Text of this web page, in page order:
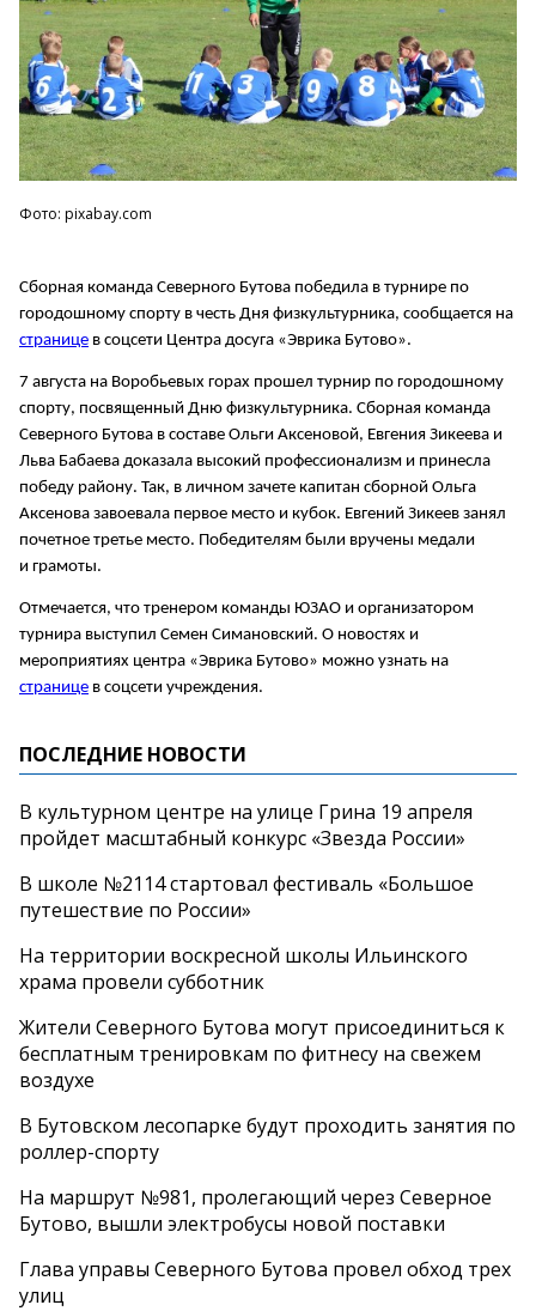
Фото: pixabay.com
Сборная команда Северного Бутова победила в турнире по
городошному спорту в честь Дня физкультурника, сообщается на
странице в соцсети Центра досуга «Эврика Бутово».
7 августа на Воробьевых горах прошел турнир по городошному
спорту, посвященный Дню физкультурника. Сборная команда
Северного Бутова в составе Ольги Аксеновой, Евгения Зикеева и
Льва Бабаева доказала высокий профессионализм и принесла
победу району. Так, в личном зачете капитан сборной Ольга
Аксенова завоевала первое место и кубок. Евгений Зикеев занял
почетное третье место. Победителям были вручены медали
и грамоты.
Отмечается, что тренером команды ЮЗАО и организатором
турнира выступил Семен Симановский. О новостях и
мероприятиях центра «Эврика Бутово» можно узнать на
странице в соцсети учреждения.
ПОСЛЕДНИЕ НОВОСТИ
В культурном центре на улице Грина 19 апреля
пройдет масштабный конкурс «Звезда России»
В школе №2114 стартовал фестиваль «Большое
путешествие по России»
На территории воскресной школы Ильинского
храма провели субботник
Жители Северного Бутова могут присоединиться к
бесплатным тренировкам по фитнесу на свежем
воздухе
В Бутовском лесопарке будут проходить занятия по
роллер-спорту
На маршрут №981, пролегающий через Северное
Бутово, вышли электробусы новой поставки
Глава управы Северного Бутова провел обход трех
улиц